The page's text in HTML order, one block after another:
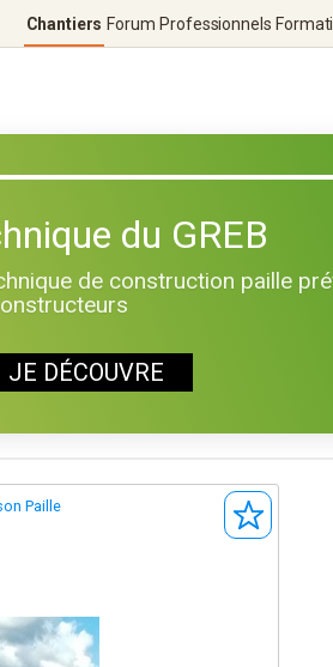
Chantiers Forum Professionnels
du GREB
de construction paille
JE DÉCOUVRE
Paille